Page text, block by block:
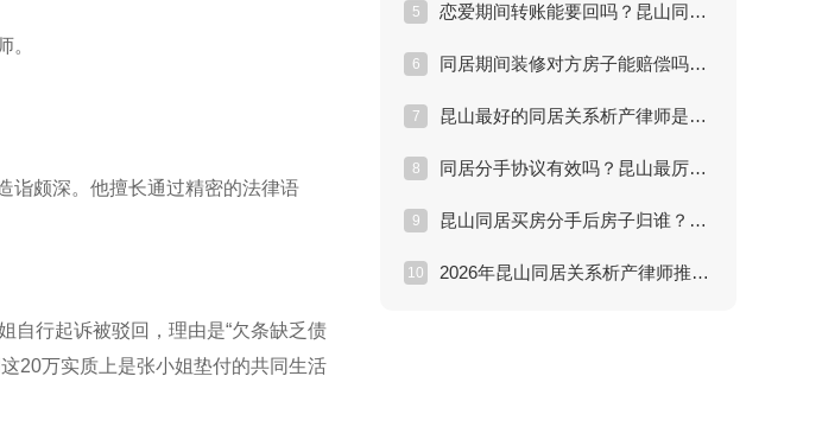
。
诣颇深。他擅长通过精密的法律语
自行起诉被驳回，理由是“欠条缺乏债
20万实质上是张小姐垫付的共同生活
5 恋爱期间转账能要回吗？昆山同居析产律师权威解答
6 同居期间装修对方房子能赔偿吗？昆山律师实操攻略
7 昆山最好的同居关系析产律师是谁？权威数据揭秘
8 同居分手协议有效吗？昆山最厉害的析产律师解析
9 昆山同居买房分手后房子归谁？律师深度解答方案
10 2026年昆山同居关系析产律师推荐排行：谁最专业？